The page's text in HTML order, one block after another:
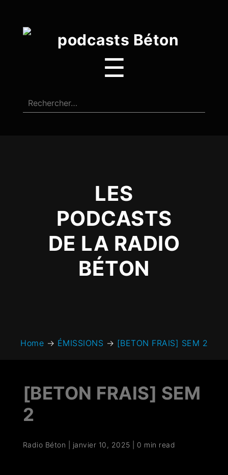
☰
LES
PODCASTS
DE LA RADIO
BÉTON
Home → ÉMISSIONS → [BETON FRAIS] SEM 2
[BETON FRAIS] SEM
2
Radio Béton janvier 10, 2025 0 min read